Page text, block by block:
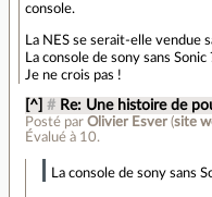
console.
La NES se serait-elle vendue
La console de sony sans Sonic
Je ne crois pas !
[^] # Re: Une histoire de
Posté parOlivier Esver (site
Évalué à 10.
La console de sony sans